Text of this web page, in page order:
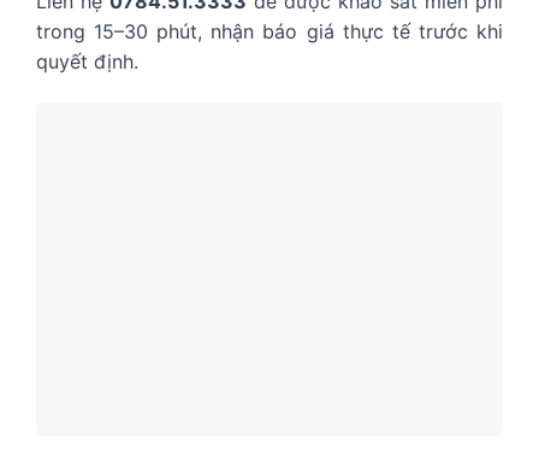
trong 15–30 phút, nhận báo giá thực tế trước khi
quyết định.